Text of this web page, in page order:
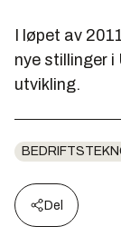
I løpet av
nye stillinger
utvikling.
Del